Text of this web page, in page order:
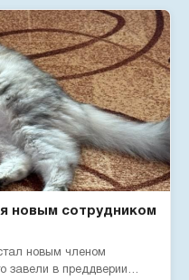
новым сотрудником
новым членом
завели в преддверии